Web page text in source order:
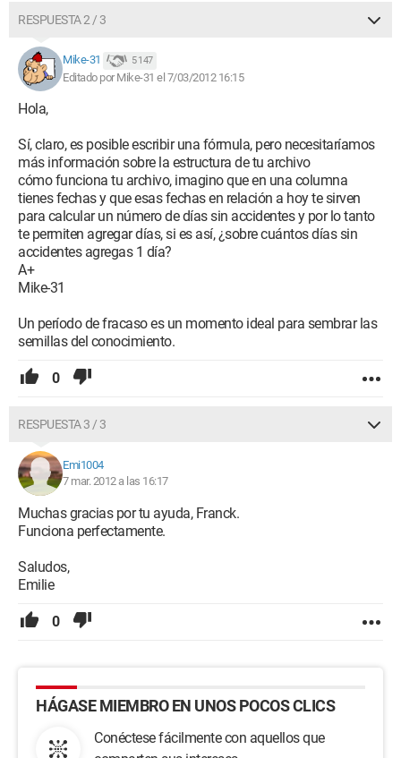
RESPUESTA 2 / 3
Mike-31 5 147
Editado por Mike-31 el 7/03/2012 16:15
Hola,
Sí, claro, es posible escribir una fórmula, pero necesitaríamos
más información sobre la estructura de tu archivo
cómo funciona tu archivo, imagino que en una columna
tienes fechas y que esas fechas en relación a hoy te sirven
para calcular un número de días sin accidentes y por lo tanto
te permiten agregar días, si es así, ¿sobre cuántos días sin
accidentes agregas 1 día?
A+
Mike-31
Un período de fracaso es un momento ideal para sembrar las
semillas del conocimiento.
0
RESPUESTA 3 / 3
Emi1004
7 mar. 2012 a las 16:17
Muchas gracias por tu ayuda, Franck.
Funciona perfectamente.
Saludos,
Emilie
0
HÁGASE MIEMBRO EN UNOS POCOS CLICS
Conéctese fácilmente con aquellos que